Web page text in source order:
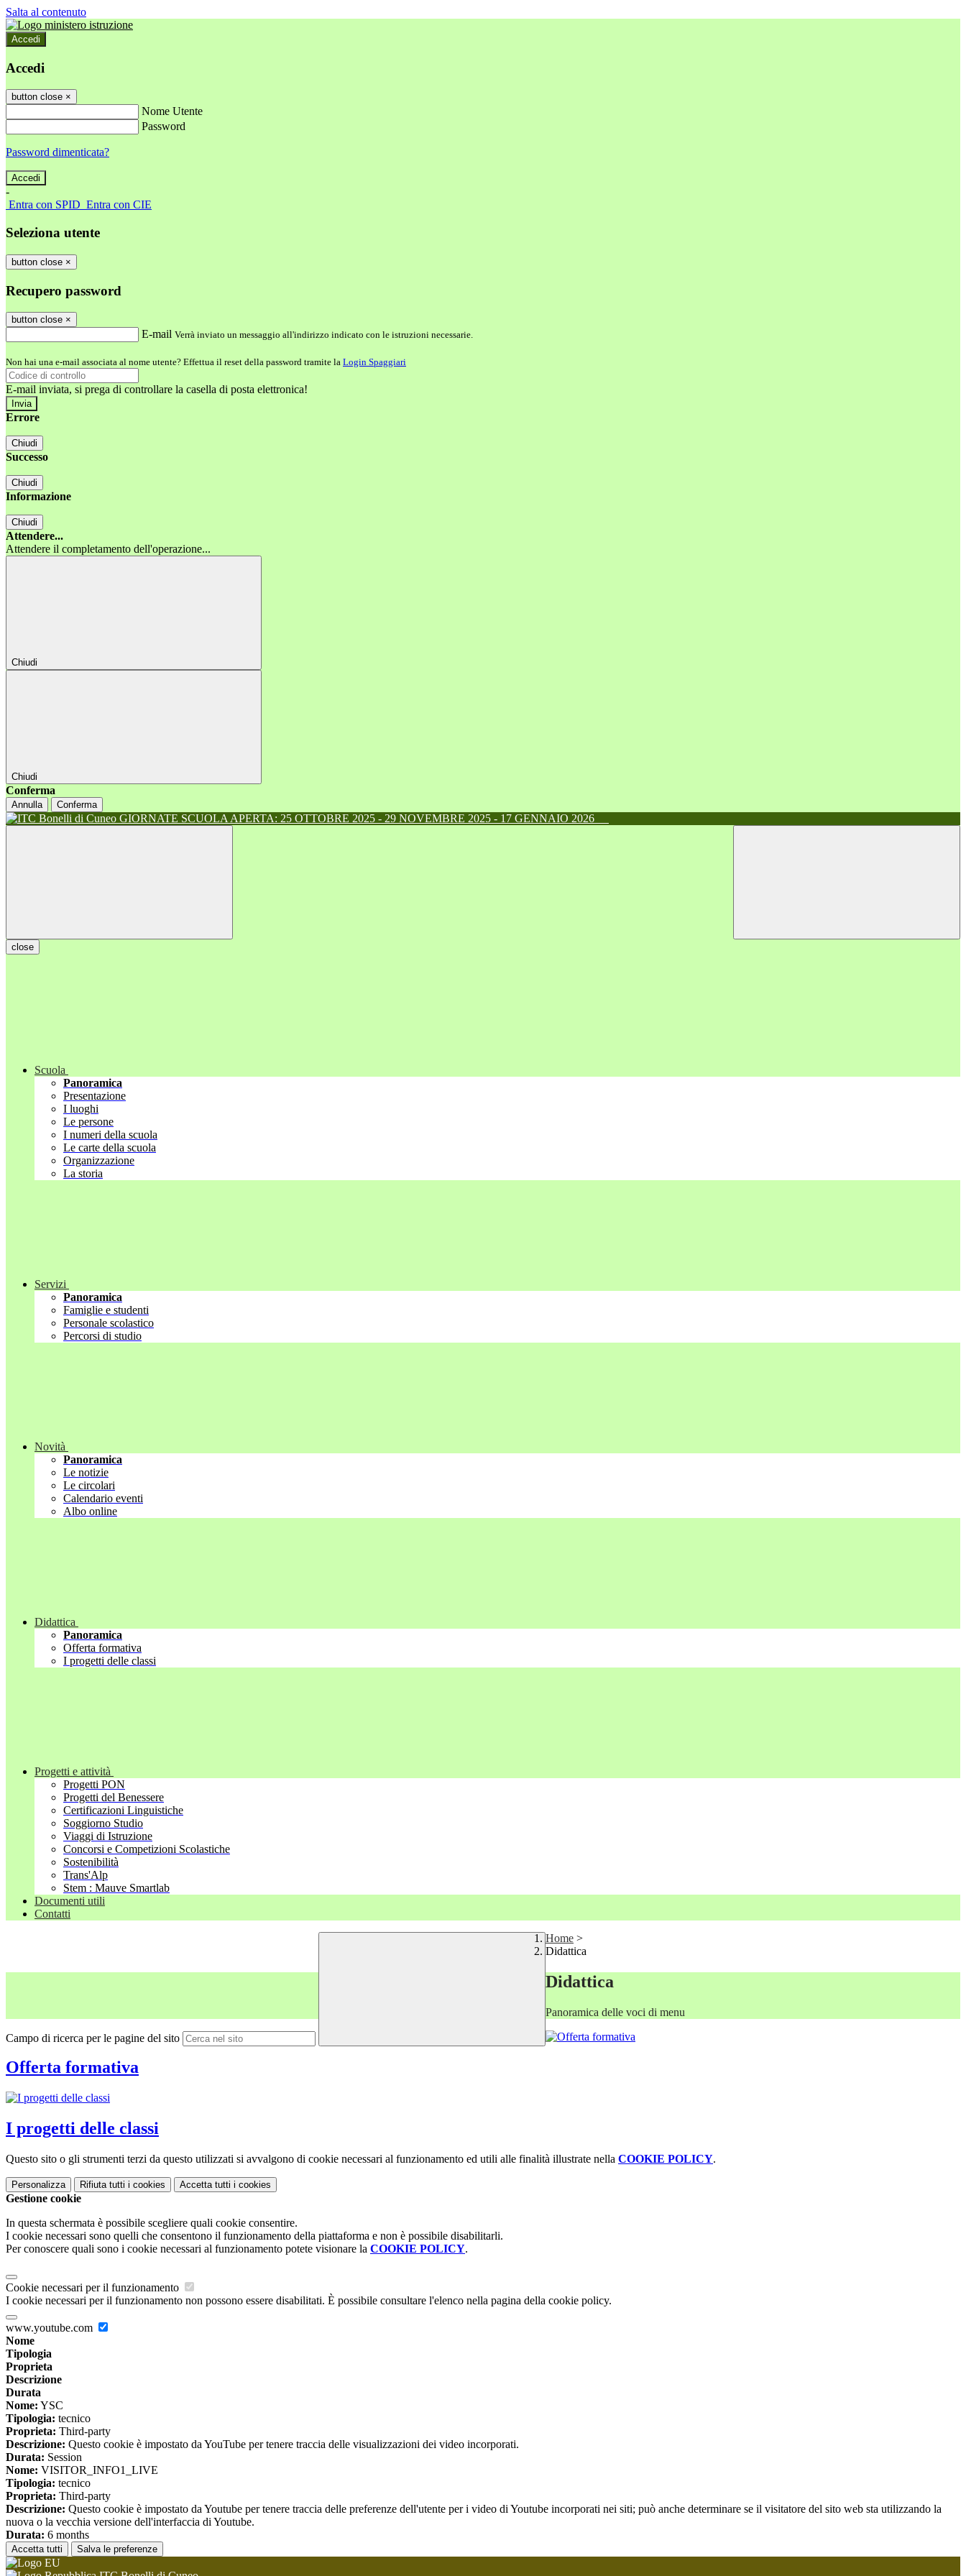
Salta al contenuto
Accedi
Accedi
button close ×
Nome Utente
Password
Password dimenticata?
-
Entra con SPID Entra con CIE
Seleziona utente
button close ×
Recupero password
button close ×
E-mail Verrà inviato un messaggio all'indirizzo indicato con le istruzioni necessarie.
Non hai una e-mail associata al nome utente? Effettua il reset della password tramite la Login Spaggiari
E-mail inviata, si prega di controllare la casella di posta elettronica!
Errore
Chiudi
Successo
Chiudi
Informazione
Chiudi
Attendere...
Attendere il completamento dell'operazione...
Chiudi
Chiudi
Conferma
Annulla Conferma
GIORNATE SCUOLA APERTA: 25 OTTOBRE 2025 - 29 NOVEMBRE 2025 - 17 GENNAIO 2026
close
Scuola
Panoramica
Presentazione
I luoghi
Le persone
I numeri della scuola
Le carte della scuola
Organizzazione
La storia
Servizi
Panoramica
Famiglie e studenti
Personale scolastico
Percorsi di studio
Novità
Panoramica
Le notizie
Le circolari
Calendario eventi
Albo online
Didattica
Panoramica
Offerta formativa
I progetti delle classi
Progetti e attività
Progetti PON
Progetti del Benessere
Certificazioni Linguistiche
Soggiorno Studio
Viaggi di Istruzione
Concorsi e Competizioni Scolastiche
Sostenibilità
Trans'Alp
Stem : Mauve Smartlab
Documenti utili
Contatti
Campo di ricerca per le pagine del sito
Home >
Didattica
Didattica
Panoramica delle voci di menu
Offerta formativa
I progetti delle classi
Questo sito o gli strumenti terzi da questo utilizzati si avvalgono di cookie necessari al funzionamento ed utili alle finalità illustrate nella COOKIE POLICY.
Personalizza Rifiuta tutti i cookies Accetta tutti i cookies
Gestione cookie
In questa schermata è possibile scegliere quali cookie consentire.
I cookie necessari sono quelli che consentono il funzionamento della piattaforma e non è possibile disabilitarli.
Per conoscere quali sono i cookie necessari al funzionamento potete visionare la COOKIE POLICY.
Cookie necessari per il funzionamento
I cookie necessari per il funzionamento non possono essere disabilitati. È possibile consultare l'elenco nella pagina della cookie policy.
www.youtube.com
Nome
Tipologia
Proprieta
Descrizione
Durata
Nome: YSC
Tipologia: tecnico
Proprieta: Third-party
Descrizione: Questo cookie è impostato da YouTube per tenere traccia delle visualizzazioni dei video incorporati.
Durata: Session
Nome: VISITOR_INFO1_LIVE
Tipologia: tecnico
Proprieta: Third-party
Descrizione: Questo cookie è impostato da Youtube per tenere traccia delle preferenze dell'utente per i video di Youtube incorporati nei siti; può anche determinare se il visitatore del sito web sta utilizzando la
nuova o la vecchia versione dell'interfaccia di Youtube.
Durata: 6 months
Accetta tutti Salva le preferenze